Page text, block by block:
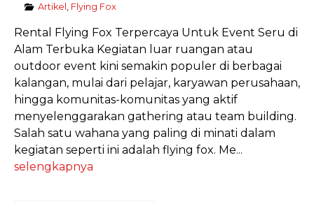
Artikel
Flying Fox
Rental Flying Fox Terpercaya Untuk Event Seru di
Alam Terbuka Kegiatan luar ruangan atau
outdoor event kini semakin populer di berbagai
kalangan, mulai dari pelajar, karyawan perusahaan,
hingga komunitas-komunitas yang aktif
menyelenggarakan gathering atau team building.
Salah satu wahana yang paling di minati dalam
kegiatan seperti ini adalah flying fox. Me...
selengkapnya